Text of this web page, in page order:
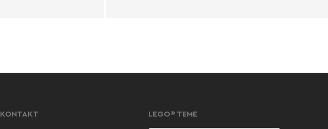
KONTAKT LEGO® TEME